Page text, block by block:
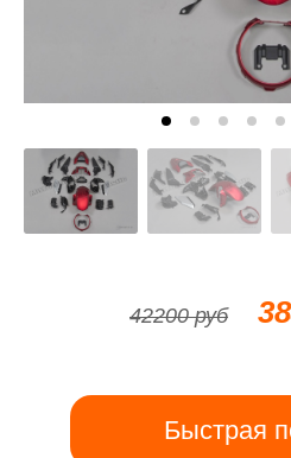
42200 руб
Быстрая